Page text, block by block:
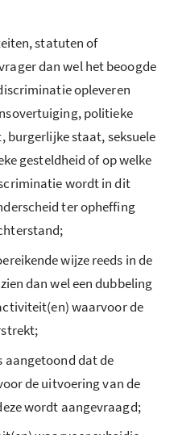
statuten of
dan wel het beoogde
opleveren
politieke
burgerlijke staat, seksuele
gesteldheid of op welke
wordt in dit
ter opheffing
wijze reeds in de
dan wel een dubbeling
waarvoor de
aangetoond dat de
de uitvoering van de
wordt aangevraagd;